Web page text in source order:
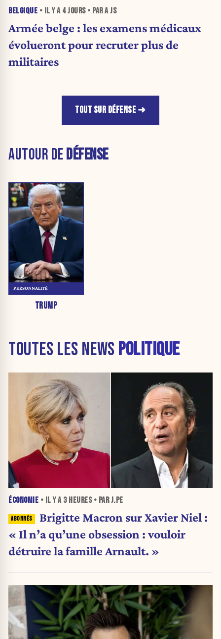
BELGIQUE • IL Y A 4 JOURS• PAR A JS
Armée belge : les examens médicaux
évolueront pour recruter plus de
militaires
TOUT SUR DÉFENSE
AUTOUR DEDÉFENSE
TRUMP
PERSONNALITÉ
TOUTES LES NEWS POLITIQUE
ÉCONOMIE • IL Y A 3 HEURES• PAR J.PE
Brigitte Macron sur Xavier Niel :
« Il n’a qu’une obsession : vouloir
détruire la famille Arnault. »